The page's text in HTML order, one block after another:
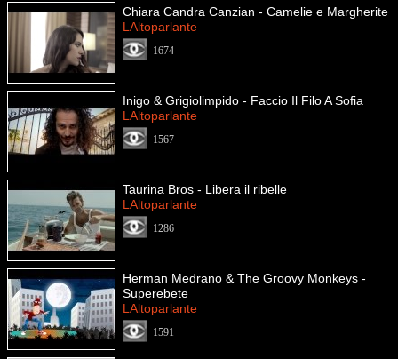
Chiara Candra Canzian - Camelie e Margherite
LAltoparlante
1674
Inigo & Grigiolimpido - Faccio Il Filo A Sofia
LAltoparlante
1567
Taurina Bros - Libera il ribelle
LAltoparlante
1286
Herman Medrano & The Groovy Monkeys -
Superebete
LAltoparlante
1591